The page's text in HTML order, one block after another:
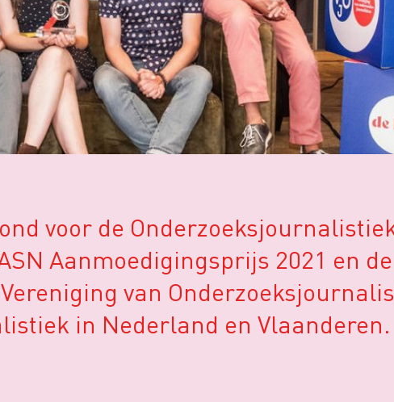
voor de
Aanmoedigingsprijs 2021 en de
van
in Nederland en Vlaanderen.